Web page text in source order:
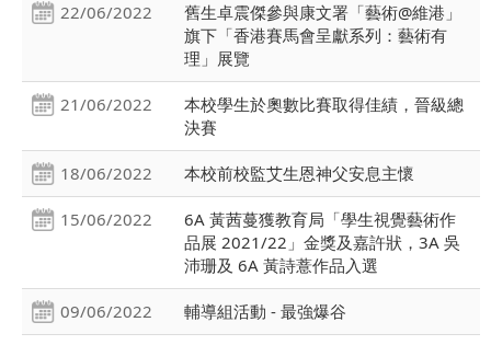
22/06/2022
舊生卓震傑參與康文署「藝術@維港」
旗下「香港賽馬會呈獻系列：藝術有
理」展覽
21/06/2022
本校學生於奧數比賽取得佳績，晉級總
決賽
18/06/2022 本校前校監艾生恩神父安息主懷
15/06/2022
6A 黃茜蔓獲教育局「學生視覺藝術作
品展 2021/22」金獎及嘉許狀，3A 吳
沛珊及 6A 黃詩薏作品入選
09/06/2022 輔導組活動 - 最強爆谷